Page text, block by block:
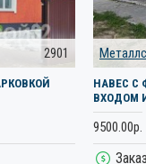
2901
НАВЕС С
ВХОДОМ
9500.00р.